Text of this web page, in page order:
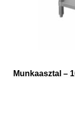
Munkaasztal –